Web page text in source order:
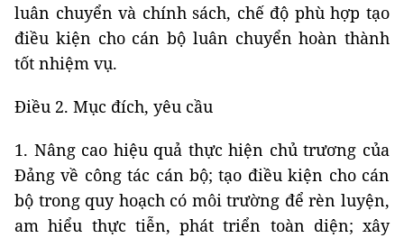
luân chuyển và chính sách, chế độ phù hợp tạo
điều kiện cho cán bộ luân chuyển hoàn thành
tốt nhiệm vụ.
Điều 2. Mục đích, yêu cầu
1. Nâng cao hiệu quả thực hiện chủ trương của
Đảng về công tác cán bộ; tạo điều kiện cho cán
bộ trong quy hoạch có môi trường để rèn luyện,
am hiểu thực tiễn, phát triển toàn diện; xây